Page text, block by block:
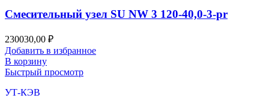
Смесительный узел SU NW 3 120-40,0-3-pr
230030,00 ₽
Добавить в избранное
В корзину
Быстрый просмотр
УТ-КЭВ